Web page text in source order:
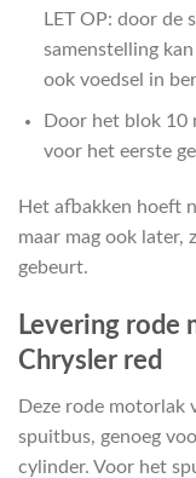
LET OP: door de
samenstelling
ook voedsel in
Door het blok 10
voor het eerste
Het afbakken hoeft
maar mag ook later,
gebeurt.
Levering rode
Chrysler red
Deze rode motorlak
spuitbus, genoeg
cylinder. Voor het